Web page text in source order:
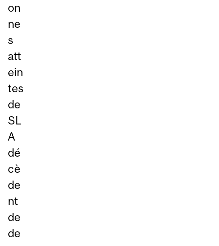
on
ne
s
att
ein
tes
de
SL
A
dé
cè
de
nt
de
de